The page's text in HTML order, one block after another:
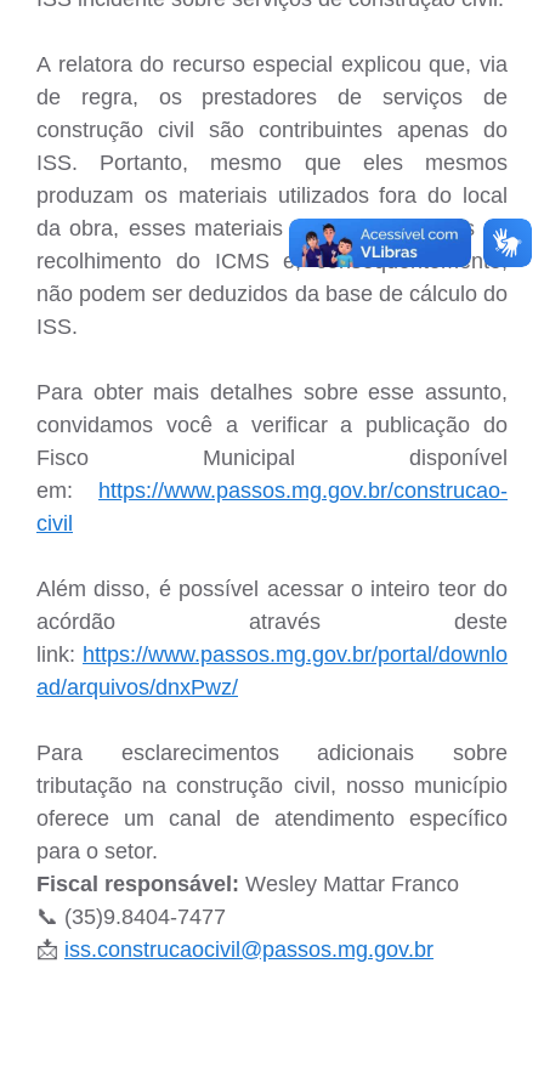
A relatora do recurso especial explicou que, via
de regra, os prestadores de serviços de
construção civil são contribuintes apenas do
ISS. Portanto, mesmo que eles mesmos
produzam os materiais utilizados fora do local
da obra, esses materiais não estão sujeitos ao
recolhimento do ICMS e, consequentemente,
não podem ser deduzidos da base de cálculo do
ISS.
Para obter mais detalhes sobre esse assunto,
convidamos você a verificar a publicação do
Fisco Municipal disponível
em: https://www.passos.mg.gov.br/construcao-
civil
Além disso, é possível acessar o inteiro teor do
acórdão através deste
link: https://www.passos.mg.gov.br/portal/downlo
ad/arquivos/dnxPwz/
Para esclarecimentos adicionais sobre
tributação na construção civil, nosso município
oferece um canal de atendimento específico
para o setor.
Fiscal responsável: Wesley Mattar Franco
📞 (35)9.8404-7477
📩 iss.construcaocivil@passos.mg.gov.br